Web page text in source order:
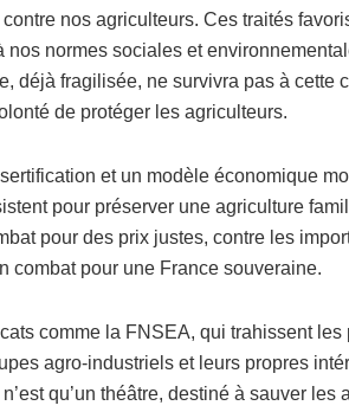
nos agriculteurs. Ces traités
nos normes sociales et
déjà fragilisée, ne survivra pas à cette
de protéger les agriculteurs.
et un modèle économique
pour préserver une agriculture
pour des prix justes, contre les
combat pour une France souveraine.
comme la FNSEA, qui trahissent les
agro-industriels et leurs propres
qu’un théâtre, destiné à sauver les